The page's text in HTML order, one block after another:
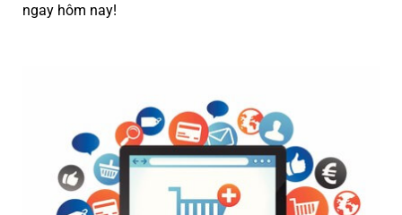
ngay hôm nay!